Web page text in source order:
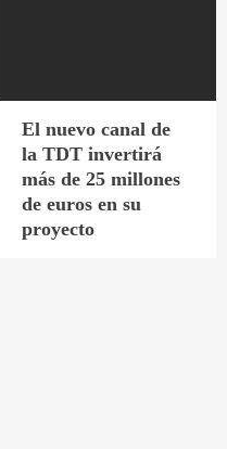
El nuevo canal de
la TDT invertirá
más de 25 millones
de euros en su
proyecto